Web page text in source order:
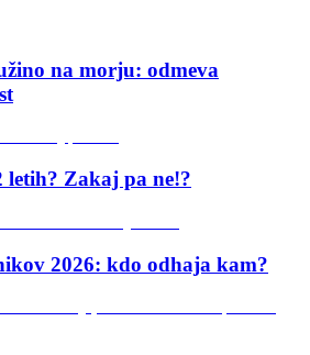
na morju: odmeva
Zakaj pa ne!?
2026: kdo odhaja kam?